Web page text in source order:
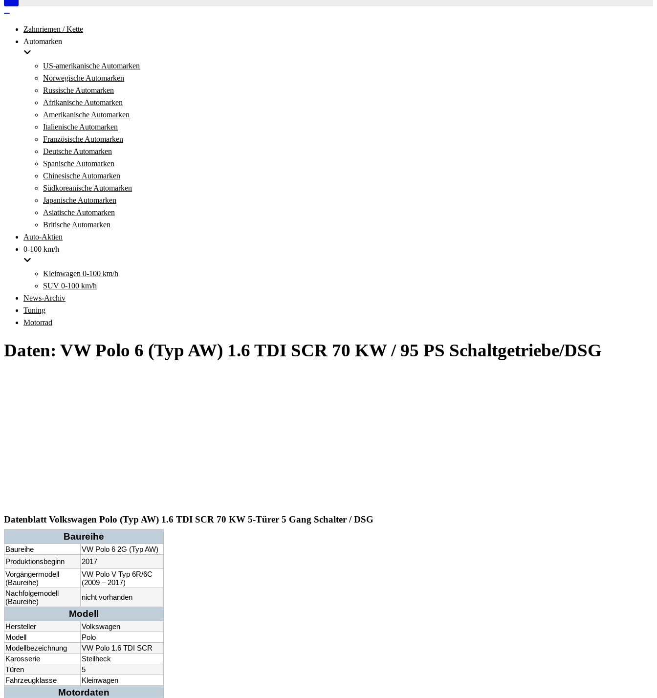
Navigation
Zahnriemen / Kette
Automarken
US-amerikanische Automarken
Norwegische Automarken
Russische Automarken
Afrikanische Automarken
Amerikanische Automarken
Italienische Automarken
Französische Automarken
Deutsche Automarken
Spanische Automarken
Chinesische Automarken
Südkoreanische Automarken
Japanische Automarken
Asiatische Automarken
Britische Automarken
Auto-Aktien
0-100 km/h
Kleinwagen 0-100 km/h
SUV 0-100 km/h
News-Archiv
Tuning
Motorrad
Daten: VW Polo 6 (Typ AW) 1.6 TDI SCR 70 KW / 95 PS Schaltgetriebe/DSG
Datenblatt Volkswagen Polo (Typ AW) 1.6 TDI SCR 70 KW 5-Türer 5 Gang Schalter / DSG
Baureihe
Baureihe
VW Polo 6 2G (Typ AW)
Produktionsbeginn
2017
Vorgängermodell
(Baureihe)
VW Polo V Typ 6R/6C
(2009 – 2017)
Nachfolgemodell
(Baureihe)
nicht vorhanden
Modell
Hersteller
Volkswagen
Modell
Polo
Modellbezeichnung
VW Polo 1.6 TDI SCR
Karosserie
Steilheck
Türen
5
Fahrzeugklasse
Kleinwagen
Motordaten